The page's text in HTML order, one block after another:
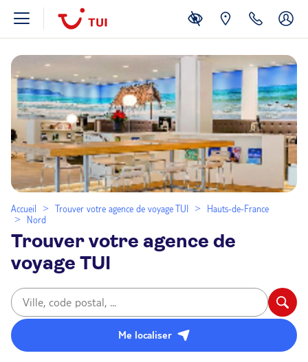
Accueil Trouver votre agence de voyage TUI
Hauts-de-France
Nord
Trouver votre agence de
voyage TUI
Me localiser